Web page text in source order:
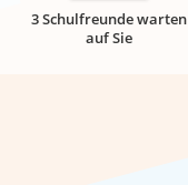
3 Schulfreunde warten
auf Sie